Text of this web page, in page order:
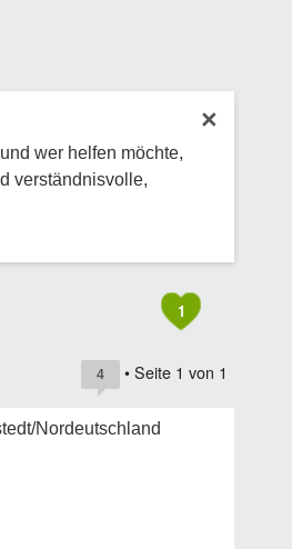
×
wer helfen möchte,
verständnisvolle,
1
4 • Seite 1 von 1
Nordeutschland